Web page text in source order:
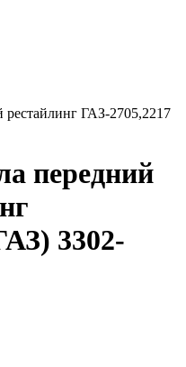
ГАЗ-2705,2217
передний
3302-